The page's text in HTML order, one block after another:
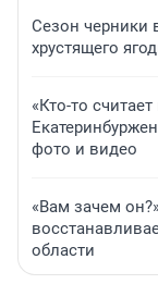
Сезон черники
хрустящего
«Кто-то
фото и видео
«Вам зачем
области